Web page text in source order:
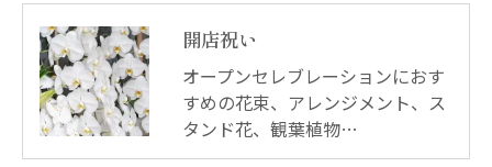
開店祝い
オープンセレブレーションにおす
すめの花束、アレンジメント、ス
タンド花、観葉植物…